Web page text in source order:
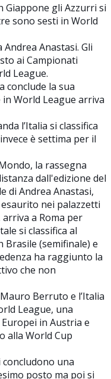
Giappone gli Azzurri si
sono sesti in World
Anastasi. Gli
ai Campionati
League.
conclude la sua
World League arriva
l’Italia si classifica
è settima per il
la rassegna
dall'edizione del
di Andrea Anastasi,
nei palazzetti
a Roma per
si classifica al
(semifinale) e
ha raggiunto la
che non
Berruto e l’Italia
League, una
in Austria e
alla World Cup
concludono una
posto ma poi si